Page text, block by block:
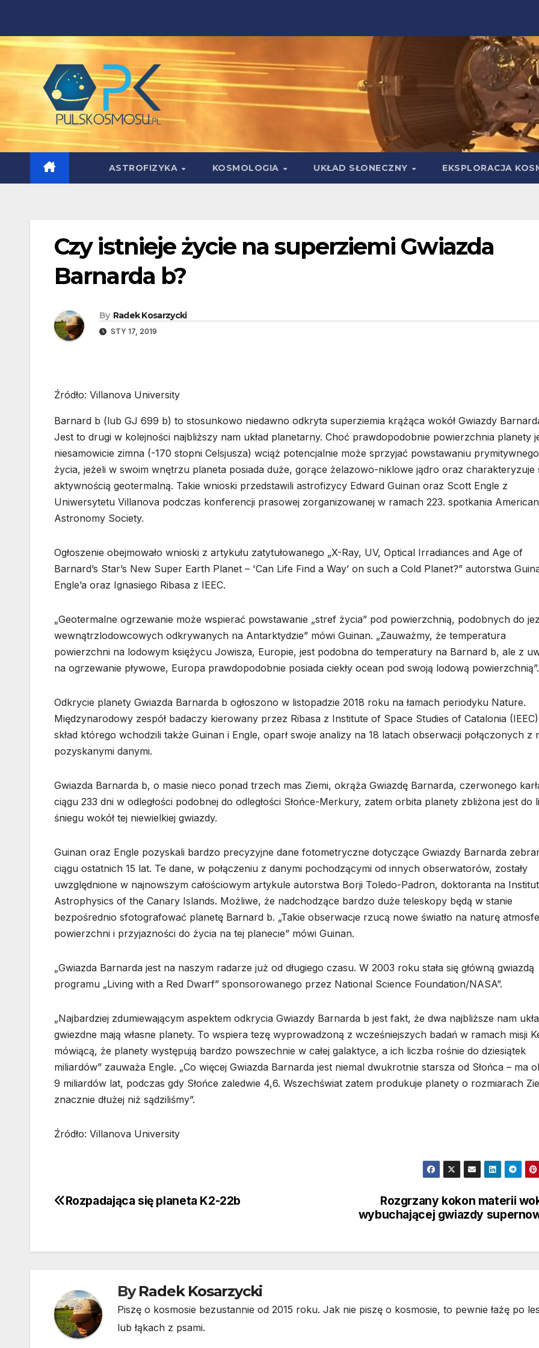
content
ASTROFIZYKA KOSMOLOGIA UKŁAD SŁONECZNY EKSPLORACJA
Czy istnieje życie na superziemi Gwiazda
Barnarda b?
By Radek Kosarzycki
STY 17, 2019
Źródło: Villanova University
Barnard b (lub GJ 699 b) to stosunkowo niedawno odkryta superziemia krążąca wokół Gwiazdy
Jest to drugi w kolejności najbliższy nam układ planetarny. Choć prawdopodobnie powierzchnia planety
niesamowicie zimna (-170 stopni Celsjusza) wciąż potencjalnie może sprzyjać powstawaniu prymitywnego
życia, jeżeli w swoim wnętrzu planeta posiada duże, gorące żelazowo-niklowe jądro oraz charakteryzuje
aktywnością geotermalną. Takie wnioski przedstawili astrofizycy Edward Guinan oraz Scott Engle z
Uniwersytetu Villanova podczas konferencji prasowej zorganizowanej w ramach 223. spotkania American
Astronomy Society.
Ogłoszenie obejmowało wnioski z artykułu zatytułowanego „X-Ray, UV, Optical Irradiances and Age of
Barnard’s Star’s New Super Earth Planet – 'Can Life Find a Way’ on such a Cold Planet?” autorstwa
Engle’a oraz Ignasiego Ribasa z IEEC.
„Geotermalne ogrzewanie może wspierać powstawanie „stref życia” pod powierzchnią, podobnych do
wewnątrzlodowcowych odkrywanych na Antarktydzie” mówi Guinan. „Zauważmy, że temperatura
powierzchni na lodowym księżycu Jowisza, Europie, jest podobna do temperatury na Barnard b, ale z
na ogrzewanie pływowe, Europa prawdopodobnie posiada ciekły ocean pod swoją lodową powierzchnią”.
Odkrycie planety Gwiazda Barnarda b ogłoszono w listopadzie 2018 roku na łamach periodyku Nature.
Międzynarodowy zespół badaczy kierowany przez Ribasa z Institute of Space Studies of Catalonia
skład którego wchodzili także Guinan i Engle, oparł swoje analizy na 18 latach obserwacji połączonych z
pozyskanymi danymi.
Gwiazda Barnarda b, o masie nieco ponad trzech mas Ziemi, okrąża Gwiazdę Barnarda, czerwonego
ciągu 233 dni w odległości podobnej do odległości Słońce-Merkury, zatem orbita planety zbliżona jest do
śniegu wokół tej niewielkiej gwiazdy.
Guinan oraz Engle pozyskali bardzo precyzyjne dane fotometryczne dotyczące Gwiazdy Barnarda
ciągu ostatnich 15 lat. Te dane, w połączeniu z danymi pochodzącymi od innych obserwatorów, zostały
uwzględnione w najnowszym całościowym artykule autorstwa Borji Toledo-Padron, doktoranta na
Astrophysics of the Canary Islands. Możliwe, że nadchodzące bardzo duże teleskopy będą w stanie
bezpośrednio sfotografować planetę Barnard b. „Takie obserwacje rzucą nowe światło na naturę
powierzchni i przyjazności do życia na tej planecie” mówi Guinan.
„Gwiazda Barnarda jest na naszym radarze już od długiego czasu. W 2003 roku stała się główną gwiazdą
programu „Living with a Red Dwarf” sponsorowanego przez National Science Foundation/NASA”.
„Najbardziej zdumiewającym aspektem odkrycia Gwiazdy Barnarda b jest fakt, że dwa najbliższe nam
gwiezdne mają własne planety. To wspiera tezę wyprowadzoną z wcześniejszych badań w ramach misji
mówiącą, że planety występują bardzo powszechnie w całej galaktyce, a ich liczba rośnie do dziesiątek
miliardów” zauważa Engle. „Co więcej Gwiazda Barnarda jest niemal dwukrotnie starsza od Słońca – ma
9 miliardów lat, podczas gdy Słońce zaledwie 4,6. Wszechświat zatem produkuje planety o rozmiarach
znacznie dłużej niż sądziliśmy”.
Źródło: Villanova University
Nawigacja
Rozgrzany kokon materii
wybuchającej gwiazdy
Rozpadająca się planeta K2-22b
ByRadek Kosarzycki
Piszę o kosmosie bezustannie od 2015 roku. Jak nie piszę o kosmosie, to pewnie łażę po
lub łąkach z psami.